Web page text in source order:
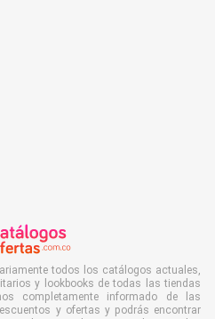
todos los catálogos actuales,
y lookbooks de todas las tiendas
completamente informado de las
y ofertas y podrás encontrar